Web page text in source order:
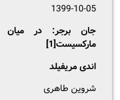
1399-10-05
جان برجر: در میان
مارکسیست[1]
اندی مریفیلد
شروین طاهری